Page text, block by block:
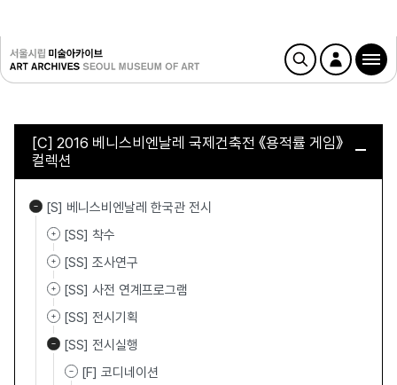
[C] 2016 베니스비엔날레 국제건축전 《용적률 게임》
컬렉션
[S] 베니스비엔날레 한국관 전시
[SS] 착수
[SS] 조사연구
[SS] 사전 연계프로그램
[SS] 전시기획
[SS] 전시실행
[F] 코디네이션